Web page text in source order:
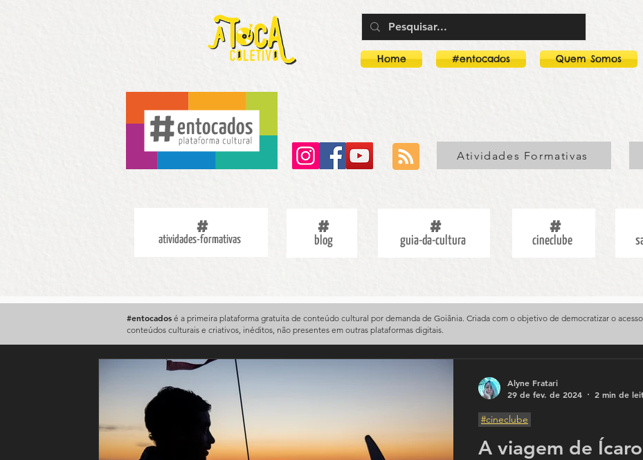
Home #entocados Quem Somos
Atividades Formativas
atividades-formativas blog guia-da-cultura cineclube
#entocados é a primeira plataforma gratuita de conteúdo cultural por demanda de Goiânia. Criada com o objetivo de democratizar o
conteúdos culturais e criativos, inéditos, não presentes em outras plataformas digitais.
A viagem de Ícaro
#cineclube
Alyne Fratari
29 de fev. de 2024
2 min de